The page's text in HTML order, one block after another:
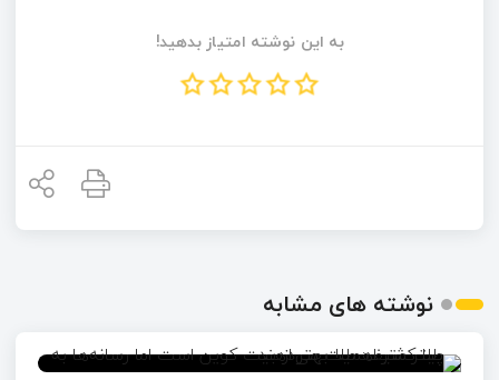
به این نوشته امتیاز بدهید!
نوشته های مشابه